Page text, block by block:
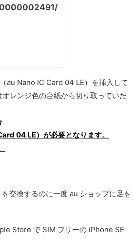
au Nano IC Card 04 LE）を挿入して
レンジ色の台紙から切り取っていた
04 LE）が必要となります。
交換するのに一度 au ショップに足を
Store で SIM フリーの iPhone SE